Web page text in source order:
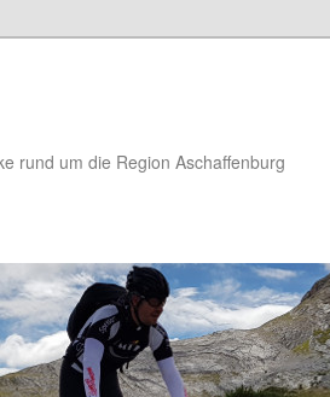
rund um die Region Aschaffenburg